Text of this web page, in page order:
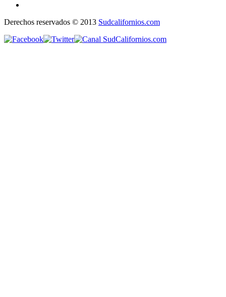
Derechos reservados © 2013 Sudcalifornios.com